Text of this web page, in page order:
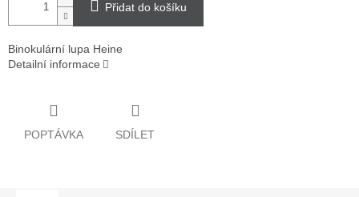
Přidat do košíku
Binokulární lupa Heine
Detailní informace
POPTÁVKA SDÍLET